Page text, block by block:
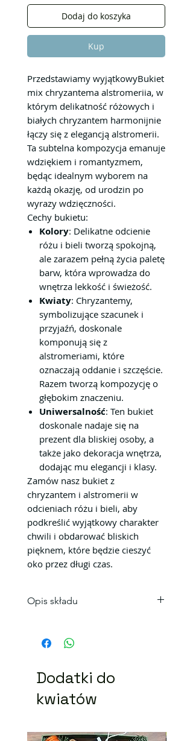
Dodaj do koszyka
Kup
Przedstawiamy wyjątkowyBukiet
mix chryzantema alstromeriia, w
którym delikatność różowych i
białych chryzantem harmonijnie
łączy się z elegancją alstromerii.
Ta subtelna kompozycja emanuje
wdziękiem i romantyzmem,
będąc idealnym wyborem na
każdą okazję, od urodzin po
wyrazy wdzięczności.
Cechy bukietu:
Kolory: Delikatne odcienie
różu i bieli tworzą spokojną,
ale zarazem pełną życia paletę
barw, która wprowadza do
wnętrza lekkość i świeżość.
Kwiaty: Chryzantemy,
symbolizujące szacunek i
przyjaźń, doskonale
komponują się z
alstromeriami, które
oznaczają oddanie i szczęście.
Razem tworzą kompozycję o
głębokim znaczeniu.
Uniwersalność: Ten bukiet
doskonale nadaje się na
prezent dla bliskiej osoby, a
także jako dekoracja wnętrza,
dodając mu elegancji i klasy.
Zamów nasz bukiet z
chryzantem i alstromerii w
odcieniach różu i bieli, aby
podkreślić wyjątkowy charakter
chwili i obdarować bliskich
pięknem, które będzie cieszyć
oko przez długi czas.
Opis składu
3 szt. Chryzantem
10 szt. Alstromeria
niecoróżnić.
terenie Krakowa.
Dodatki do
kwiatów